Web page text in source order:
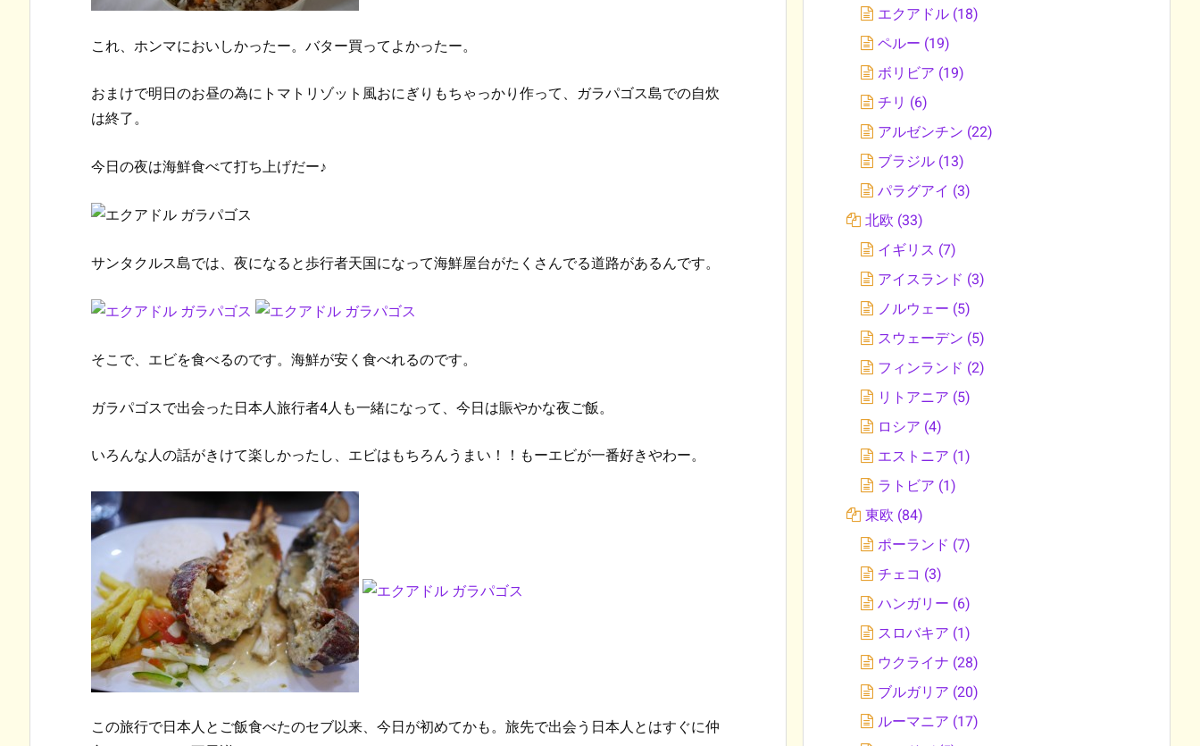
これ、ホンマにおいしかったー。バター買ってよかったー。
おまけで明日のお昼の為にトマトリゾット風おにぎりもちゃっかり作って、ガラパゴス島での自炊
は終了。
今日の夜は海鮮食べて打ち上げだー♪
サンタクルス島では、夜になると歩行者天国になって海鮮屋台がたくさんでる道路があるんです。
そこで、エビを食べるのです。海鮮が安く食べれるのです。
ガラパゴスで出会った日本人旅行者4人も一緒になって、今日は賑やかな夜ご飯。
いろんな人の話がきけて楽しかったし、エビはもちろんうまい！！もーエビが一番好きやわー。
この旅行で日本人とご飯食べたのセブ以来、今日が初めてかも。旅先で出会う日本人とはすぐに仲
エクアドル (18)
ペルー (19)
ボリビア (19)
チリ (6)
アルゼンチン (22)
ブラジル (13)
パラグアイ (3)
北欧 (33)
イギリス (7)
アイスランド (3)
ノルウェー (5)
スウェーデン (5)
フィンランド (2)
リトアニア (5)
ロシア (4)
エストニア (1)
ラトビア (1)
東欧 (84)
ポーランド (7)
チェコ (3)
ハンガリー (6)
スロバキア (1)
ウクライナ (28)
ブルガリア (20)
ルーマニア (17)